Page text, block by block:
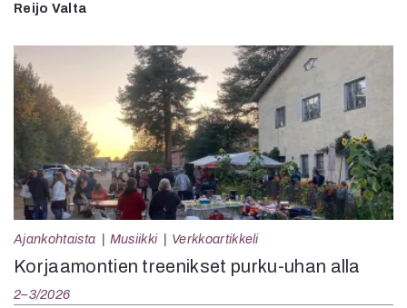
Reijo Valta
Ajankohtaista Musiikki Verkkoartikkeli
Korjaamontien treenikset purku-uhan alla
2–3/2026